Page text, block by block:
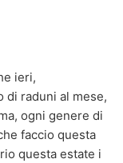
ieri,
di raduni al mese,
ogni genere di
faccio questa
questa estate i